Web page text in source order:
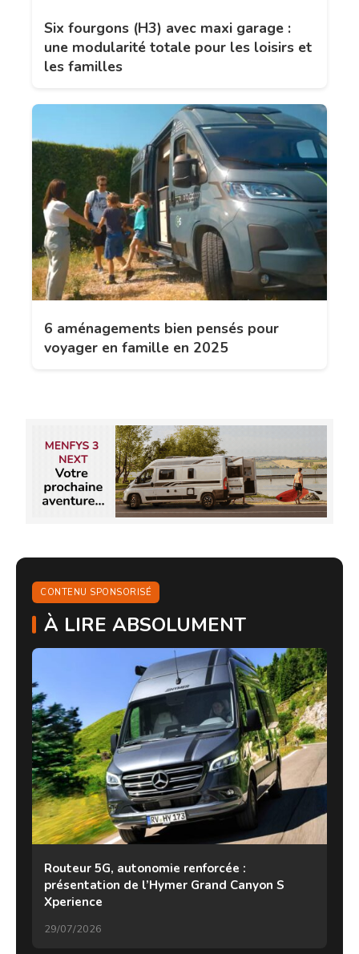
Six fourgons (H3) avec maxi garage :
une modularité totale pour les loisirs et
les familles
6 aménagements bien pensés pour
voyager en famille en 2025
CONTENU SPONSORISÉ
À LIRE ABSOLUMENT
Routeur 5G, autonomie renforcée :
présentation de l’Hymer Grand Canyon S
Xperience
29/07/2026